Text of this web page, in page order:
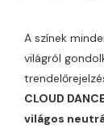
A színek
világról
CLOUD
világos